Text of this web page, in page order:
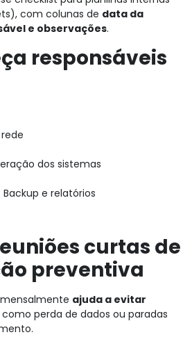
com colunas de data da
e observações.
responsáveis
dos sistemas
e relatórios
curtas de
preventiva
ajuda a evitar
como perda de dados ou paradas